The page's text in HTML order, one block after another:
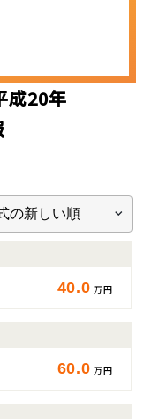
成20年
40.0 万円
60.0 万円